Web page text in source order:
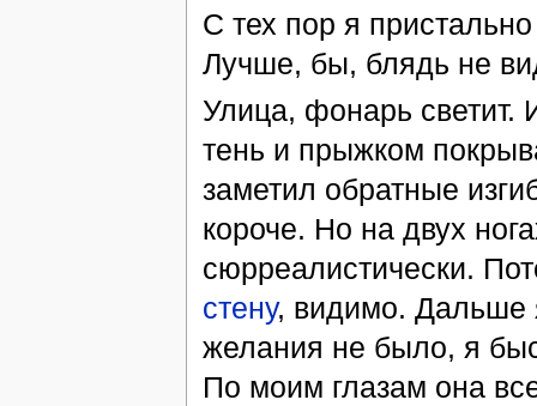
С тех пор я
Лучше, бы, блядь не
Улица, фонарь светит.
тень и прыжком
заметил обратные
короче. Но на двух
сюрреалистически.
стену, видимо. Дальше
желания не было, я
По моим глазам она